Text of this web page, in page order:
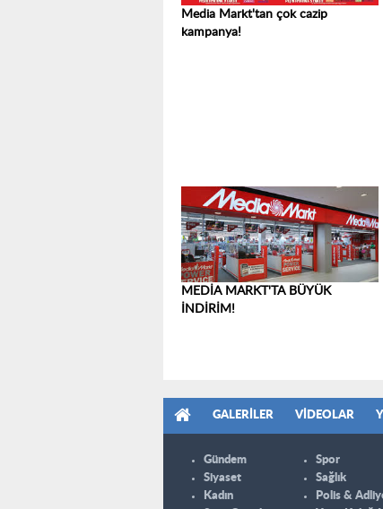
Media Markt'tan çok cazip
kampanya!
MEDİA MARKT'TA BÜYÜK
İNDİRİM!
GALERILER VIDEOLAR
Gündem
Siyaset
Kadın
Spor
Sağlık
Polis &